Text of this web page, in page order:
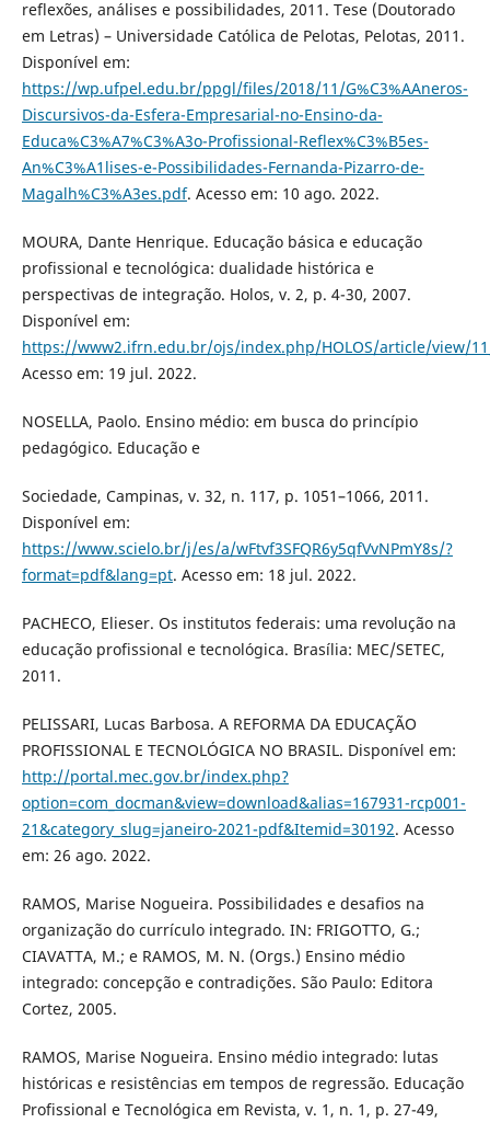
reflexões, análises e possibilidades, 2011. Tese (Doutorado
em Letras) – Universidade Católica de Pelotas, Pelotas, 2011.
Disponível em:
https://wp.ufpel.edu.br/ppgl/files/2018/11/G%C3%AAneros-
Discursivos-da-Esfera-Empresarial-no-Ensino-da-
Educa%C3%A7%C3%A3o-Profissional-Reflex%C3%B5es-
An%C3%A1lises-e-Possibilidades-Fernanda-Pizarro-de-
Magalh%C3%A3es.pdf. Acesso em: 10 ago. 2022.
MOURA, Dante Henrique. Educação básica e educação
profissional e tecnológica: dualidade histórica e
perspectivas de integração. Holos, v. 2, p. 4-30, 2007.
Disponível em:
https://www2.ifrn.edu.br/ojs/index.php/HOLOS/article/view/
Acesso em: 19 jul. 2022.
NOSELLA, Paolo. Ensino médio: em busca do princípio
pedagógico. Educação e
Sociedade, Campinas, v. 32, n. 117, p. 1051–1066, 2011.
Disponível em:
https://www.scielo.br/j/es/a/wFtvf3SFQR6y5qfVvNPmY8s/?
format=pdf&lang=pt. Acesso em: 18 jul. 2022.
PACHECO, Elieser. Os institutos federais: uma revolução na
educação profissional e tecnológica. Brasília: MEC/SETEC,
2011.
PELISSARI, Lucas Barbosa. A REFORMA DA EDUCAÇÃO
PROFISSIONAL E TECNOLÓGICA NO BRASIL. Disponível em:
http://portal.mec.gov.br/index.php?
option=com_docman&view=download&alias=167931-rcp001-
21&category_slug=janeiro-2021-pdf&Itemid=30192. Acesso
em: 26 ago. 2022.
RAMOS, Marise Nogueira. Possibilidades e desafios na
organização do currículo integrado. IN: FRIGOTTO, G.;
CIAVATTA, M.; e RAMOS, M. N. (Orgs.) Ensino médio
integrado: concepção e contradições. São Paulo: Editora
Cortez, 2005.
RAMOS, Marise Nogueira. Ensino médio integrado: lutas
históricas e resistências em tempos de regressão. Educação
Profissional e Tecnológica em Revista, v. 1, n. 1, p. 27-49,